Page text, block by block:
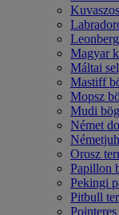
Magyar
Máltai
Mastiff
Mopsz
Mudi
Német
Orosz
Papillon
Pekingi
Pitbull